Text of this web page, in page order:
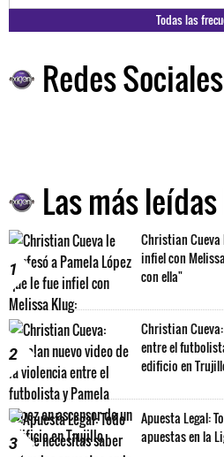
Todas las
Redes Sociales
Las más
1
Christian Cueva
infiel con
con ella"
2
Christian
entre el
edificio en
3
Apuesta Legal:
apuestas en la